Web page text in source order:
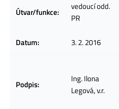
Útvar/funkce:
vedoucí odd.
PR
Datum: 3. 2. 2016
Podpis:
Ing. Ilona
Legová, v.r.